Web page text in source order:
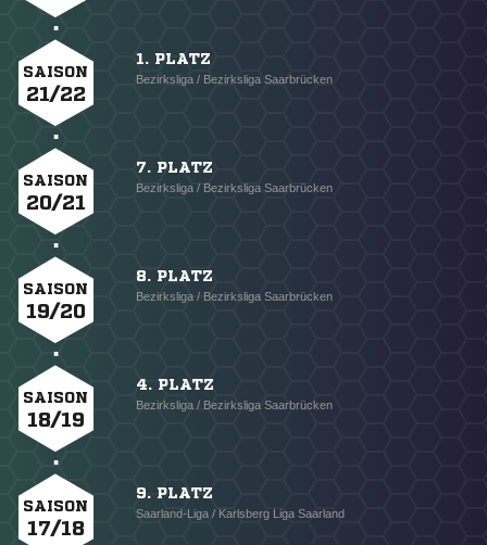
SAISON
21/22
1. PLATZ
Bezirksliga / Bezirksliga Saarbrücken
SAISON
20/21
7. PLATZ
Bezirksliga / Bezirksliga Saarbrücken
SAISON
19/20
8. PLATZ
Bezirksliga / Bezirksliga Saarbrücken
SAISON
18/19
4. PLATZ
Bezirksliga / Bezirksliga Saarbrücken
SAISON
17/18
9. PLATZ
Saarland-Liga / Karlsberg Liga Saarland